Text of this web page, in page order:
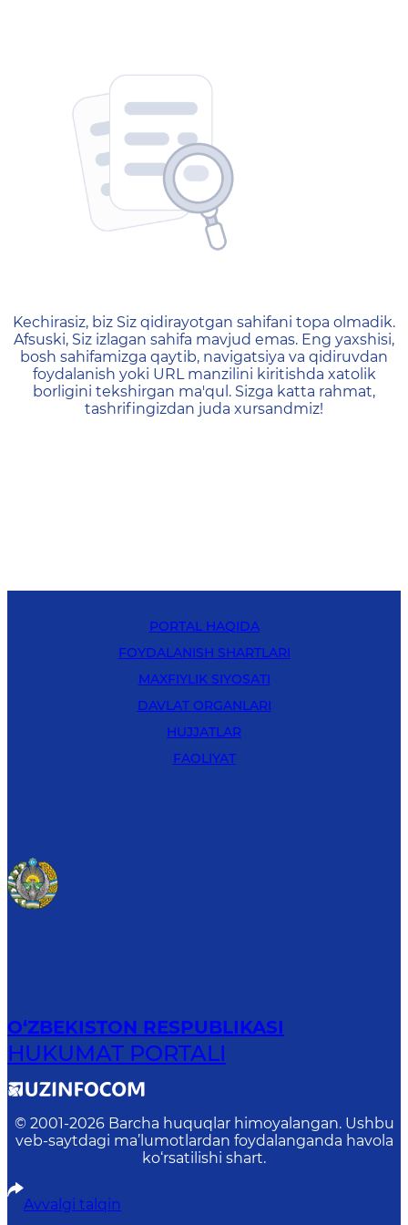
404 — Страница не
Kechirasiz, biz Siz qidirayotgan sahifani topa olmadik.
Afsuski, Siz izlagan sahifa mavjud emas. Eng yaxshisi,
bosh sahifamizga qaytib, navigatsiya va qidiruvdan
foydalanish yoki URL manzilini kiritishda xatolik
borligini tekshirgan ma'qul. Sizga katta rahmat,
tashrifingizdan juda xursandmiz!
PORTAL HAQIDA
FOYDALANISH SHARTLARI
MAXFIYLIK SIYOSATI
DAVLAT ORGANLARI
HUJJATLAR
FAOLIYAT
O‘ZBEKISTON RESPUBLIKASI
HUKUMAT PORTALI
© 2001-2026 Barcha huquqlar himoyalangan. Ushbu
veb-saytdagi ma’lumotlardan foydalanganda havola
ko‘rsatilishi shart.
Avvalgi talqin